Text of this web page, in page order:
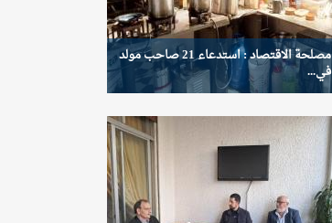
مصلحة الاقتصاد : استدعاء 21 صاحب مولد
في...